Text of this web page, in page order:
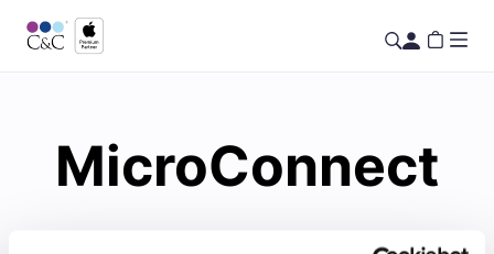
MicroConnect